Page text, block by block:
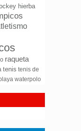
hierba
raqueta
tenis tenis de
waterpolo